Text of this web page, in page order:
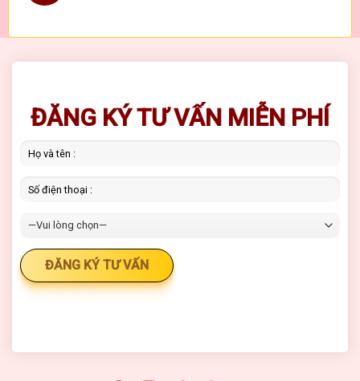
ĐĂNG KÝ TƯ VẤN MIỄN PHÍ